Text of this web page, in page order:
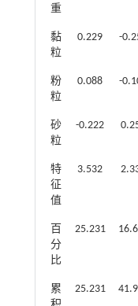
重
黏
粒
0.229 -
粉
粒
0.088 -
砂
粒
-0.222
特
征
值
3.532
百
分
比
25.231
累
25.231